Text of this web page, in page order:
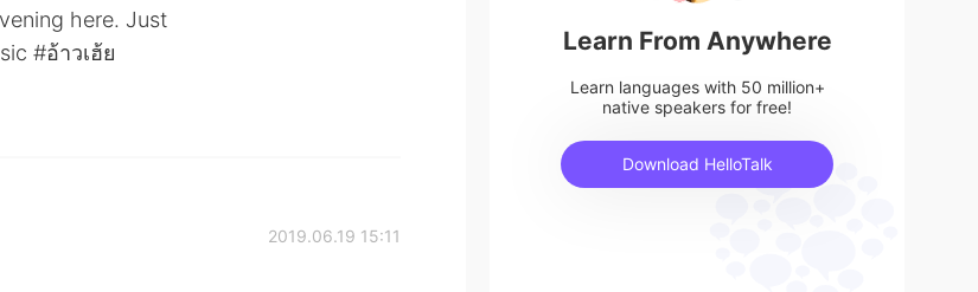
here. Just
#อ้าวเฮ้ย
2019.06.19 15:11
Learn From Anywhere
Learn languages with 50 million+
native speakers for free!
Download HelloTalk